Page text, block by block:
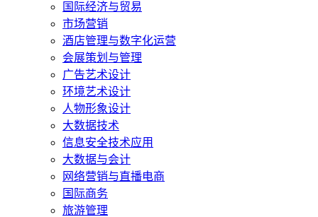
国际经济与贸易
市场营销
酒店管理与数字化运营
会展策划与管理
广告艺术设计
环境艺术设计
人物形象设计
大数据技术
信息安全技术应用
大数据与会计
网络营销与直播电商
国际商务
旅游管理